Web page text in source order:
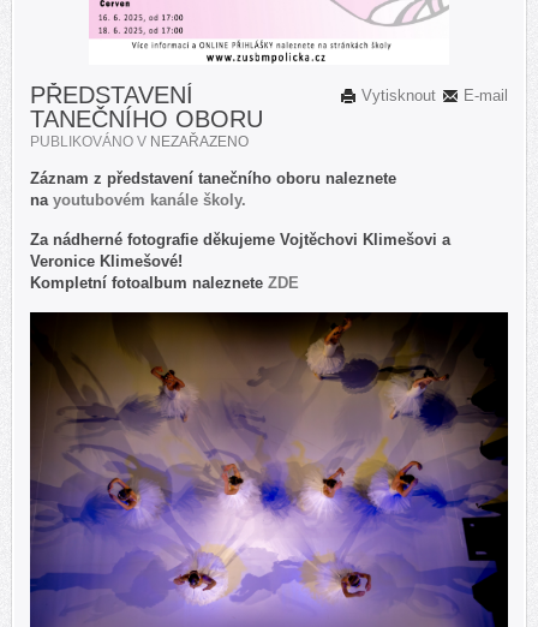
E-mail
Vytisknout
PŘEDSTAVENÍ
TANEČNÍHO OBORU
PUBLIKOVÁNO V NEZAŘAZENO
Záznam z představení tanečního oboru naleznete
na youtubovém kanále školy.
Za nádherné fotografie děkujeme Vojtěchovi Klimešovi a
Veronice Klimešové!
Kompletní fotoalbum naleznete ZDE